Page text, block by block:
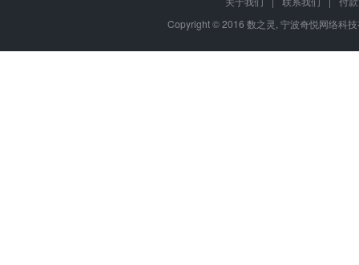
Copyright © 2016 数之灵, 宁波奇悦网络科